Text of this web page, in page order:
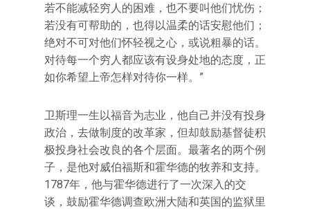
若不能减轻穷人的困难，也不要叫他们忧伤；
若没有可帮助的，也得以温柔的话安慰他们；
绝对不可对他们怀轻视之心，或说粗暴的话。
对待每一个穷人都应该有设身处地的态度，正
如你希望上帝怎样对待你一样。”
卫斯理一生以福音为志业，他自己并没有投身
政治，去做制度的改革家，但却鼓励基督徒积
极投身社会改良的各个层面。最著名的两个例
子，是他对威伯福斯和霍华德的牧养和支持。
1787年，他与霍华德进行了一次深入的交
谈，鼓励霍华德调查欧洲大陆和英国的监狱里